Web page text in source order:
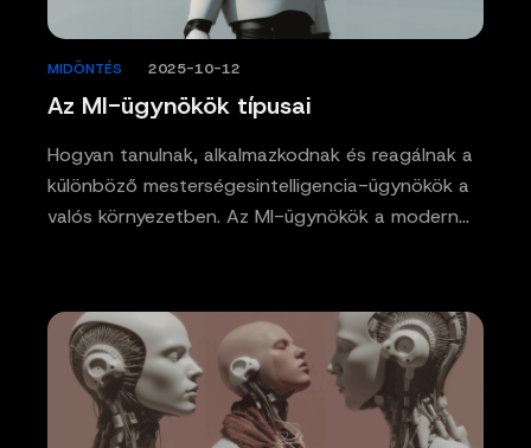
Az MI-ügynökök típusai
MIDÖNTÉS 2025-10-12
Hogyan tanulnak, alkalmazkodnak és reagálnak a
különböző mesterségesintelligencia-ügynökök a
valós környezetben. Az MI-ügynökök a modern…